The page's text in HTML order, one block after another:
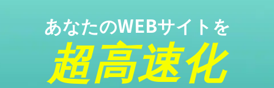
あなたのWEBサイトを
超高速化